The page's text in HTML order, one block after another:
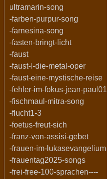
ultramarin-song
-farben-purpur-song
-farnesina-song
-fasten-bringt-licht
-faust
-faust-I-die-metal-oper
-faust-eine-mystische-reise
-fehler-im-fokus-jean-paul01
-fischmaul-mitra-song
-flucht1-3
-foetus-freut-sich
-franz-von-assisi-gebet
-frauen-im-lukasevangelium
-frauentag2025-songs
-frei-free-100-sprachen----